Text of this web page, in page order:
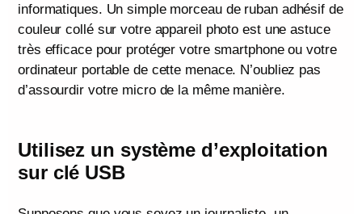
informatiques. Un simple morceau de ruban adhésif de
couleur collé sur votre appareil photo est une astuce
très efficace pour protéger votre smartphone ou votre
ordinateur portable de cette menace. N’oubliez pas
d’assourdir votre micro de la même manière.
Utilisez un système d’exploitation
sur clé USB